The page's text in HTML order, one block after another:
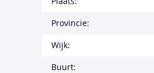
Provincie:
Wijk:
Buurt: